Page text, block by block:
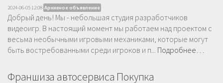
2024-06-05 12:08 Архивное объявление
Добрый день! Мы - небольшая студия разработчиков
видеоигр. В настоящий момент мы работаем над проектом с
весьма необычными игровыми механиками, которые могут
быть востребованными среди игроков и п... Подробнее…
Франшиза автосервиса Покупка